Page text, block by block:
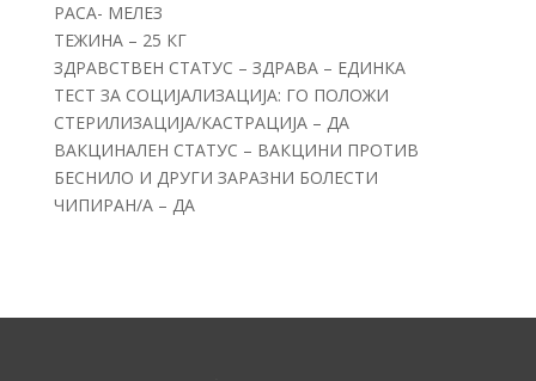
РАСА- МЕЛЕЗ
ТЕЖИНА – 25 КГ
ЗДРАВСТВЕН СТАТУС – ЗДРАВА – ЕДИНКА
ТЕСТ ЗА СОЦИЈАЛИЗАЦИЈА: ГО ПОЛОЖИ
СТЕРИЛИЗАЦИЈА/КАСТРАЦИЈА – ДА
ВАКЦИНАЛЕН СТАТУС – ВАКЦИНИ ПРОТИВ
БЕСНИЛО И ДРУГИ ЗАРАЗНИ БОЛЕСТИ
ЧИПИРАН/А – ДА